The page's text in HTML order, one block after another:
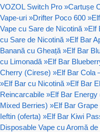
VOZOL Switch Pro »Cartușe
Vape-uri »Drifter Poco 600 »
Vape cu Sare de Nicotină »Elf
cu Sare de Nicotină »Elf Bar
Banană cu Gheață »Elf Bar
cu Limonadă »Elf Bar
Cherry (Cirese) »Elf Bar Cola
»Elf Bar cu Nicotină »Elf Bar
Reincarcabile »Elf Bar Energy
Mixed Berries) »Elf Bar
Ieftin (oferta) »Elf Bar Kiwi
Disposable Vape cu Aromă